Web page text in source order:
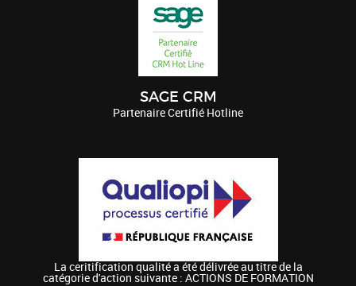
SAGE CRM
Partenaire Certifié Hotline
La ceritification qualité a été délivrée au titre de la
catégorie d'action suivante : ACTIONS DE FORMATION